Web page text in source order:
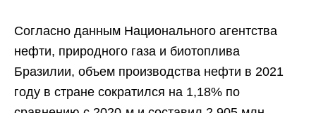
Согласно данным Национального агентства
нефти, природного газа и биотоплива
Бразилии, объем производства нефти в 2021
году в стране сократился на 1,18% по